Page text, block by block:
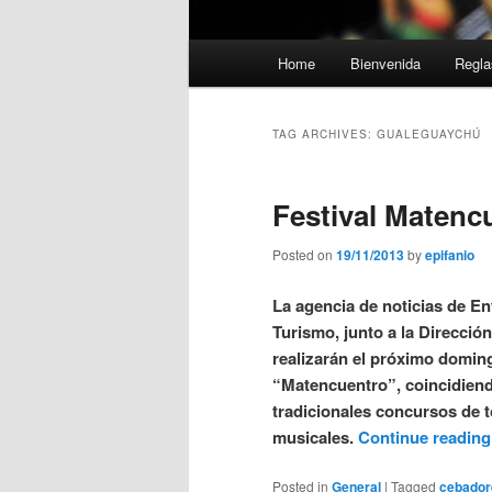
Home Bienvenida
TAG ARCHIVES: GUALEGUAYCHÚ
Festival
Posted on 19/11/2013byepifanio
La agencia de noticias de
Turismo, junto a la
realizarán el próximo
“Matencuentro”,
tradicionales concursos de
musicales.Continue reading
Posted in General | Tagged